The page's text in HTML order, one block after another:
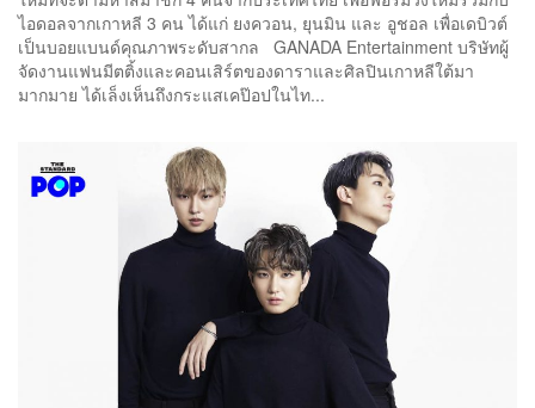
ไอดอลจากเกาหลี 3 คน ได้แก่ ยงควอน, ยุนมิน และ อูชอล เพื่อเดบิวต์
เป็นบอยแบนด์คุณภาพระดับสากล GANADA Entertainment บริษัทผู้
จัดงานแฟนมีตติ้งและคอนเสิร์ตของดาราและศิลปินเกาหลีใต้มา
มากมาย ได้เล็งเห็นถึงกระแสเคป๊อปในไท...